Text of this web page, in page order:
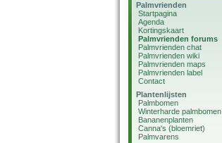
Palmvrienden
Startpagina
Agenda
Kortingskaart
Palmvrienden forums
Palmvrienden chat
Palmvrienden wiki
Palmvrienden maps
Palmvrienden label
Contact
Plantenlijsten
Palmbomen
Winterharde palmbomen
Bananenplanten
Canna's (bloemriet)
Palmvarens